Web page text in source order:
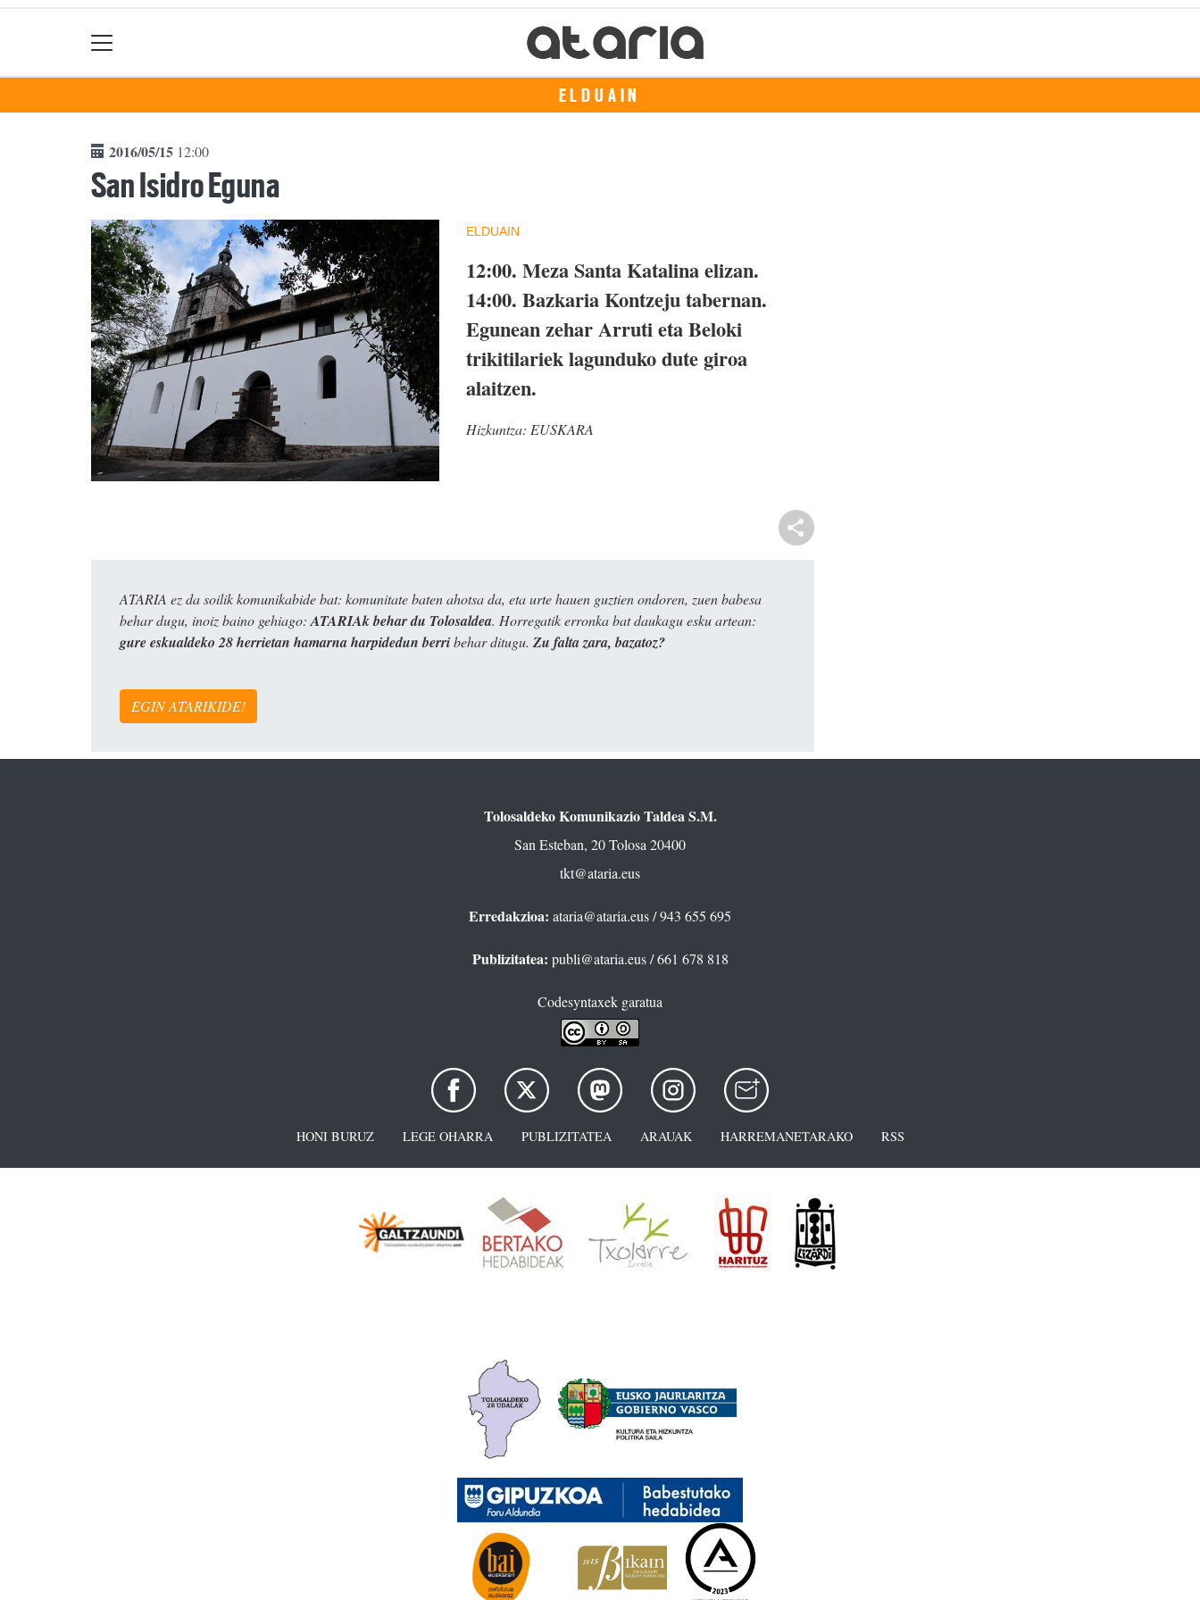
ELDUAIN
2016/05/15 12:00
San Isidro Eguna
ELDUAIN
12:00. Meza Santa Katalina elizan.
14:00. Bazkaria Kontzeju tabernan.
Egunean zehar Arruti eta Beloki
trikitilariek lagunduko dute giroa
alaitzen.
Hizkuntza: EUSKARA
ATARIA ez da soilik komunikabide bat: komunitate baten ahotsa da, eta urte hauen guztien ondoren, zuen babesa
behar dugu, inoiz baino gehiago: ATARIAk behar du Tolosaldea. Horregatik erronka bat daukagu esku artean:
gure eskualdeko 28 herrietan hamarna harpidedun berribehar ditugu. Zu falta zara, bazatoz?
EGIN ATARIKIDE!
Tolosaldeko Komunikazio Taldea S.M.
San Esteban, 20 Tolosa 20400
tkt@ataria.eus
Erredakzioa: ataria@ataria.eus/ 943 655 695
Publizitatea: publi@ataria.eus/ 661 678 818
Codesyntaxek garatua
HONI BURUZ LEGE OHARRA PUBLIZITATEA ARAUAK HARREMANETARAKO RSS